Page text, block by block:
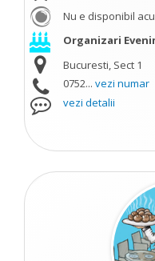
Nu e disponibil
Organizari
Bucuresti, Sect 1
0752... vezi numar
vezi detalii